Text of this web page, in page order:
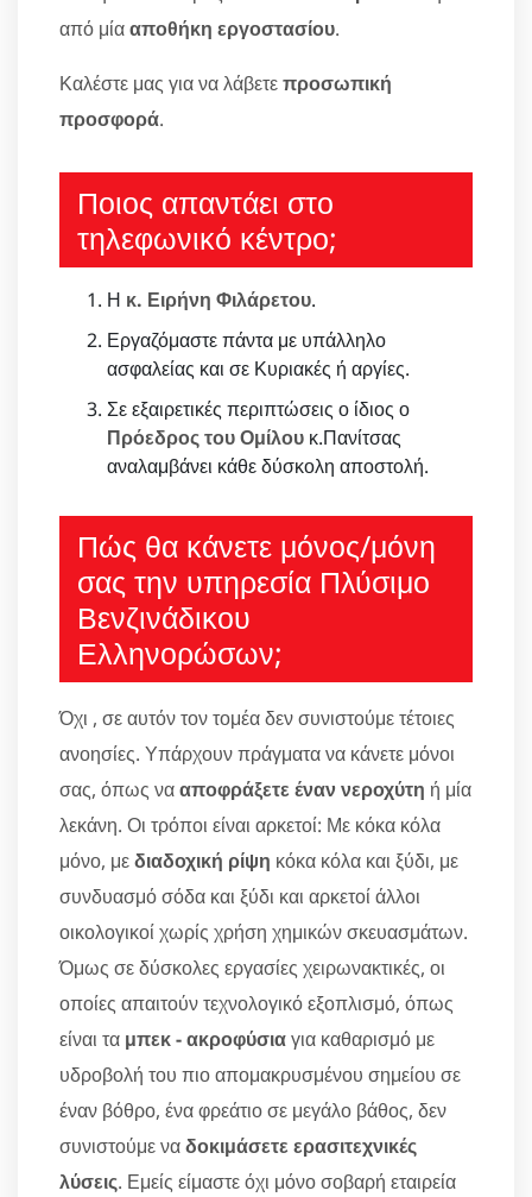
από μίααποθήκη εργοστασίου.
Καλέστε μας για να λάβετεπροσωπική
προσφορά.
Ποιος απαντάει στο
τηλεφωνικό κέντρο;
Η κ. Ειρήνη Φιλάρετου.
Εργαζόμαστε πάντα με υπάλληλο
ασφαλείας και σε Κυριακές ή αργίες.
Σε εξαιρετικές περιπτώσεις ο ίδιος ο
Πρόεδρος του Ομίλου κ.Πανίτσας
αναλαμβάνει κάθε δύσκολη αποστολή.
Πώς θα κάνετε μόνος/μόνη
σας την υπηρεσία Πλύσιμο
Βενζινάδικου
Ελληνορώσων;
Όχι , σε αυτόν τον τομέα δεν συνιστούμε τέτοιες
ανοησίες. Υπάρχουν πράγματα να κάνετε μόνοι
σας, όπως νααποφράξετε έναν νεροχύτη ή μία
λεκάνη. Οι τρόποι είναι αρκετοί: Με κόκα κόλα
μόνο, μεδιαδοχική ρίψη κόκα κόλα και ξύδι, με
συνδυασμό σόδα και ξύδι και αρκετοί άλλοι
οικολογικοί χωρίς χρήση χημικών σκευασμάτων.
Όμως σε δύσκολες εργασίες χειρωνακτικές, οι
οποίες απαιτούν τεχνολογικό εξοπλισμό, όπως
είναι τα μπεκ - ακροφύσιαγια καθαρισμό με
υδροβολή του πιο απομακρυσμένου σημείου σε
έναν βόθρο, ένα φρεάτιο σε μεγάλο βάθος, δεν
συνιστούμε ναδοκιμάσετε ερασιτεχνικές
λύσεις. Εμείς είμαστε όχι μόνο σοβαρή εταιρεία